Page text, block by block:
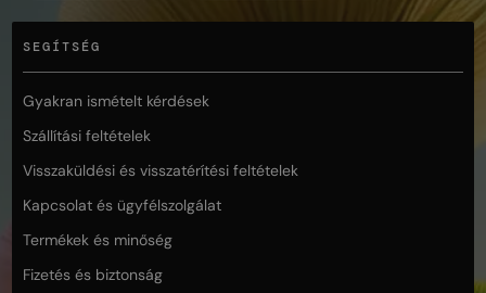
SEGÍTSÉG
Gyakran ismételt kérdések
Szállítási feltételek
Visszaküldési és visszatérítési feltételek
Kapcsolat és ügyfélszolgálat
Termékek és minőség
Fizetés és biztonság